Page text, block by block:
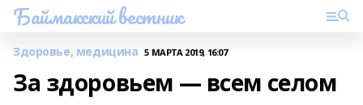
Баймакский вестник
Здоровье, медицина 5 МАРТА 2019, 16:07
За здоровьем — всем селом